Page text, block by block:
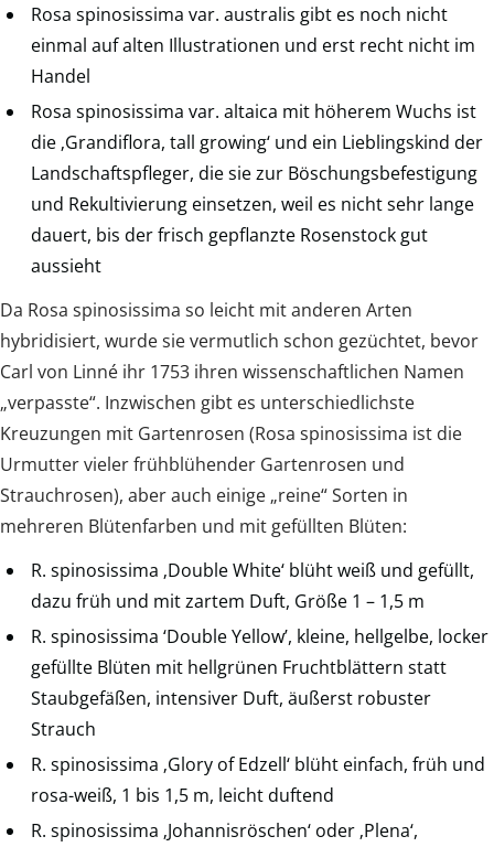
Rosa spinosissima var. australis gibt es noch nicht
einmal auf alten Illustrationen und erst recht nicht im
Handel
Rosa spinosissima var. altaica mit höherem Wuchs ist
die ‚Grandiflora, tall growing‘ und ein Lieblingskind der
Landschaftspfleger, die sie zur Böschungsbefestigung
und Rekultivierung einsetzen, weil es nicht sehr lange
dauert, bis der frisch gepflanzte Rosenstock gut
aussieht
Da Rosa spinosissima so leicht mit anderen Arten
hybridisiert, wurde sie vermutlich schon gezüchtet, bevor
Carl von Linné ihr 1753 ihren wissenschaftlichen Namen
„verpasste“. Inzwischen gibt es unterschiedlichste
Kreuzungen mit Gartenrosen (Rosa spinosissima ist die
Urmutter vieler frühblühender Gartenrosen und
Strauchrosen), aber auch einige „reine“ Sorten in
mehreren Blütenfarben und mit gefüllten Blüten:
R. spinosissima ‚Double White‘ blüht weiß und gefüllt,
dazu früh und mit zartem Duft, Größe 1 – 1,5 m
R. spinosissima ‘Double Yellow’, kleine, hellgelbe, locker
gefüllte Blüten mit hellgrünen Fruchtblättern statt
Staubgefäßen, intensiver Duft, äußerst robuster
Strauch
R. spinosissima ‚Glory of Edzell‘ blüht einfach, früh und
rosa-weiß, 1 bis 1,5 m, leicht duftend
R. spinosissima ‚Johannisröschen‘ oder ‚Plena‘,